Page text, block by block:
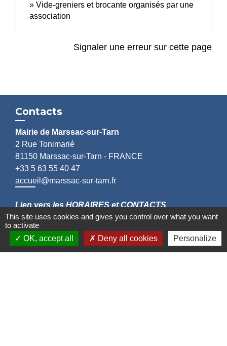
Vide-greniers et brocante organisés par une
association
Signaler une erreur sur cette page
Contacts
Mairie de Marssac-sur-Tarn
2 Rue Tonimarié
81150 Marssac-sur-Tarn - FRANCE
+33 5 63 55 40 47
accueil@marssac-sur-tarn.fr
Lien vers les HORAIRES et CONTACTS
de chaque service
This site uses cookies and gives you control over what you want
to activate
OK, accept all
Deny all cookies Personalize